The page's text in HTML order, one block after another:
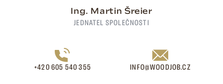
Ing. Martin Šreier
JEDNATEL SPOLEČNOSTI
+420 605 540 355 INFO@WOODJOB.CZ